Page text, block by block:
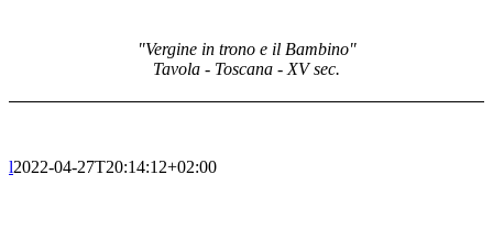
"Vergine in trono e il Bambino"
Tavola - Toscana - XV sec.
l2022-04-27T20:14:12+02:00